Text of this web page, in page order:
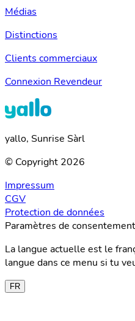
Médias
Distinctions
Clients commerciaux
Connexion Revendeur
yallo, Sunrise Sàrl
© Copyright 2026
Impressum
CGV
Protection de données
Paramètres de consentement
La langue actuelle est le
langue dans ce menu si tu
FR